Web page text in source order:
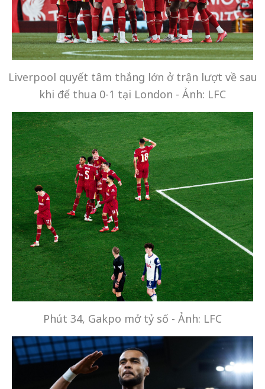
Liverpool quyết tâm thắng lớn ở trận lượt về sau
khi để thua 0-1 tại London - Ảnh: LFC
Phút 34, Gakpo mở tỷ số - Ảnh: LFC